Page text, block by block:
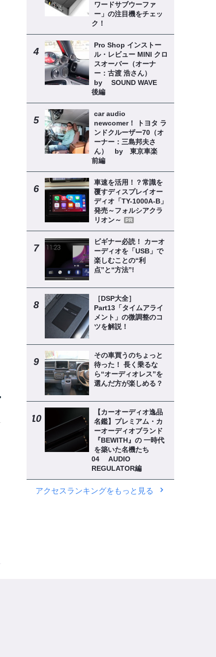
ワードサブウーファ
ー」の注目機をチェッ
ク！
Pro Shop インストー
ル・レビュー MINI クロ
スオーバー（オーナ
ー：古渡 浩さん）
by SOUND WAVE
後編
car audio
newcomer！ トヨタ ラ
ンドクルーザー70（オ
ーナー：三島邦夫さ
ん） by 東京車楽
前編
車速を活用！？常識を
覆すディスプレイオー
ディオ「TY-1000A-B」
発売～フォルシアクラ
リオン～
PR
ビギナー必読！ カーオ
ーディオを「USB」で
楽しむことの“利
点”と“方法”!
［DSP大全］
Part13「タイムアライ
メント」の微調整のコ
ツを解説！
その車買うのちょっと
待った！ 長く乗るな
ら“オーディオレス”を
選んだ方が楽しめる？
【カーオーディオ逸品
名鑑】プレミアム・カ
ーオーディオブランド
『BEWITH』の 一時代
を築いた名機たち
04 AUDIO
REGULATOR編
アクセスランキングをもっと見る